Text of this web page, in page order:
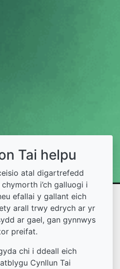
Tai helpu
atal digartrefedd
i’ch galluogi i
efallai y gallant eich
arall trwy edrych ar yr
ar gael, gan gynnwys
preifat.
chi i ddeall eich
Cynllun Tai